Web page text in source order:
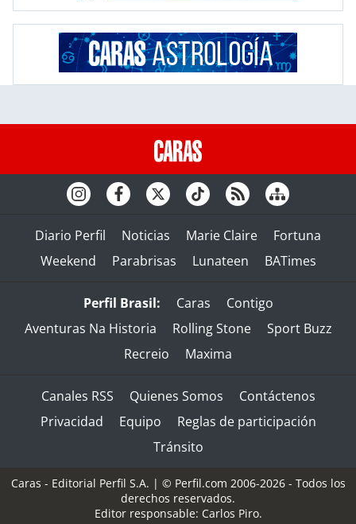
Diario Perfil Noticias Marie Claire
Fortuna
Weekend
Parabrisas Lunateen BATimes
Perfil Brasil: Caras
Contigo
Aventuras Na Historia
Rolling Stone
Sport Buzz
Recreio
Maxima
Canales RSS Quienes Somos
Contáctenos
Privacidad
Equipo
Reglas de participación
Tránsito
Caras - Editorial Perfil S.A. | © Perfil.com 2006-2026 - Todos los
derechos reservados.
Editor responsable: Carlos Piro.